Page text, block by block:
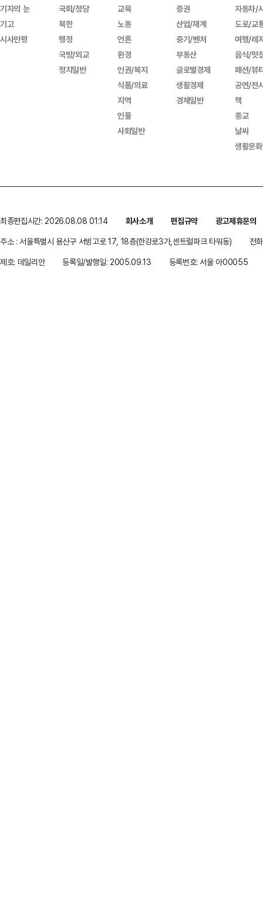
기자의 눈
기고
시사만평
국회/정당
북한
행정
국방/외교
정치일반
교육
노동
언론
환경
인권/복지
식품/의료
지역
인물
사회일반
증권
산업/재계
중기/벤처
부동산
글로벌경제
생활경제
경제일반
자동차/
도로/교
여행/레
음식/맛
패션/뷰
공연/전
책
종교
날씨
생활문
최종편집시간: 2026.08.08 01:14 회사소개 편집규약
광고제휴문의
주소 : 서울특별시 용산구 서빙고로 17, 18층(한강로3가,센트럴파크 타워동)
전
제호: 데일리안
등록일/발행일: 2005.09.13 등록번호: 서울 아00055